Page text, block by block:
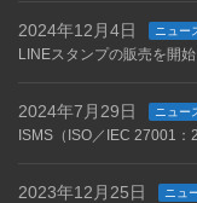
2024年12月4日 ニュー
LINEスタンプの販売を開
2024年7月29日 ニュー
ISMS（ISO／IEC 27001
2023年12月25日 ニュ